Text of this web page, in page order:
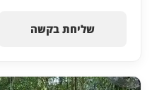
שליחת בקשה